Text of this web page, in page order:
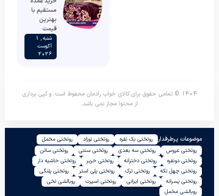
مستقیم با
بهترین
قیمت
شنبه , 1
آگوست
2026
1404 © تمامی حقوق برای کالای خواب رادمان محفوظ است. و کپی برداری
از محتوا مجاز نمی باشد.
موضوعات پرطرفدار روتختی یک نفره روتختی نوزاد
روتختی مخمل
روتختی عروس
روتختی سه بعدی روتختی سنتی
روتختی ساتن
روتختی دونفره
روتختی دخترانه روتختی حریر
روتختی حاشیه دار
روتختی چهل تکه
روتختی ترک روتختی پلی استر
روتختی پلنگی
روتختی پسرانه
روتختی ایرانی روتختی اسپرت
روبالشی نخی
روبالشی مخمل